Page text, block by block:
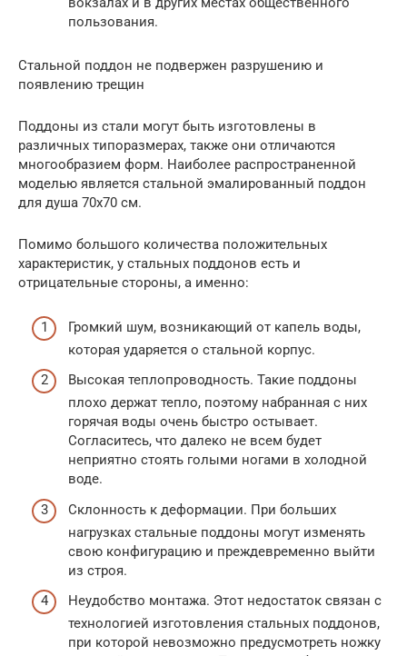
пользования.
Стальной поддон не подвержен разрушению и
появлению трещин
Поддоны из стали могут быть изготовлены в
различных типоразмерах, также они отличаются
многообразием форм. Наиболее распространенной
моделью является стальной эмалированный поддон
для душа 70х70 см.
Помимо большого количества положительных
характеристик, у стальных поддонов есть и
отрицательные стороны, а именно:
Громкий шум, возникающий от капель воды,
которая ударяется о стальной корпус.
Высокая теплопроводность. Такие поддоны
плохо держат тепло, поэтому набранная с них
горячая воды очень быстро остывает.
Согласитесь, что далеко не всем будет
неприятно стоять голыми ногами в холодной
воде.
Склонность к деформации. При больших
нагрузках стальные поддоны могут изменять
свою конфигурацию и преждевременно выйти
из строя.
Неудобство монтажа. Этот недостаток связан с
технологией изготовления стальных поддонов,
при которой невозможно предусмотреть ножку